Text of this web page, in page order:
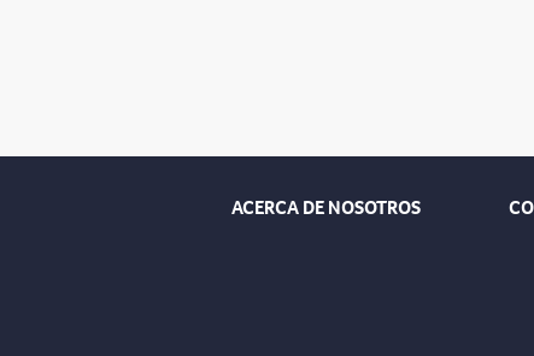
ACERCA DE NOSOTROS